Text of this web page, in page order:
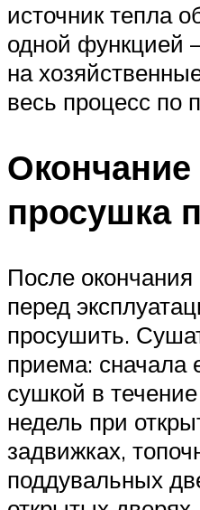
источник тепла
одной функцией
на
весь процесс по
Окончание
просушка
После окончания
перед
просушить.
приема: сначала
сушкой в
недель при
задвижках,
поддувальных